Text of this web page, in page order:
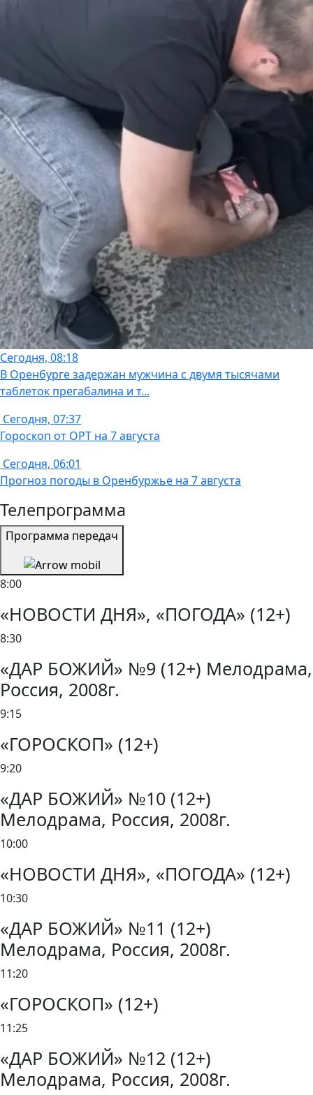
Сегодня, 08:18
В Оренбурге задержан мужчина с двумя тысячами
таблеток прегабалина и т...
Сегодня, 07:37
Гороскоп от ОРТ на 7 августа
Сегодня, 06:01
Прогноз погоды в Оренбуржье на 7 августа
Телепрограмма
Программа передач
8:00
«НОВОСТИ ДНЯ», «ПОГОДА» (12+)
8:30
«ДАР БОЖИЙ» №9 (12+) Мелодрама,
Россия, 2008г.
9:15
«ГОРОСКОП» (12+)
9:20
«ДАР БОЖИЙ» №10 (12+)
Мелодрама, Россия, 2008г.
10:00
«НОВОСТИ ДНЯ», «ПОГОДА» (12+)
10:30
«ДАР БОЖИЙ» №11 (12+)
Мелодрама, Россия, 2008г.
11:20
«ГОРОСКОП» (12+)
11:25
«ДАР БОЖИЙ» №12 (12+)
Мелодрама, Россия, 2008г.